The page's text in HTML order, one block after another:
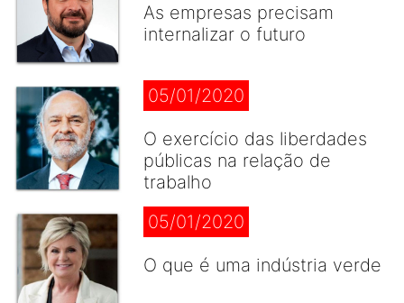
As empresas precisam
internalizar o futuro
05/01/2020
O exercício das liberdades
públicas na relação de
trabalho
05/01/2020
O que é uma indústria verde